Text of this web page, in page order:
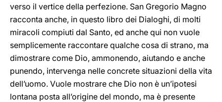
verso il vertice della perfezione. San Gregorio Magno
racconta anche, in questo libro dei Dialoghi, di molti
miracoli compiuti dal Santo, ed anche qui non vuole
semplicemente raccontare qualche cosa di strano, ma
dimostrare come Dio, ammonendo, aiutando e anche
punendo, intervenga nelle concrete situazioni della vita
dell’uomo. Vuole mostrare che Dio non è un’ipotesi
lontana posta all’origine del mondo, ma è presente